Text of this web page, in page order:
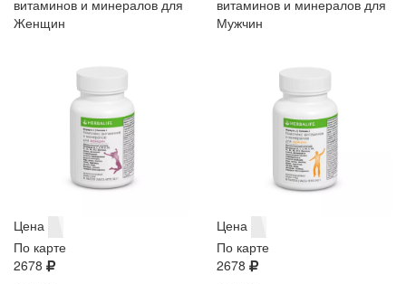
витаминов и минералов для
Женщин
Цена
По карте
2678
витаминов и минералов для
Мужчин
Цена
По карте
2678